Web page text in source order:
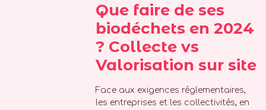
Que faire de ses
biodéchets en 2024
? Collecte vs
Valorisation sur site
Face aux exigences réglementaires,
les entreprises et les collectivités, en